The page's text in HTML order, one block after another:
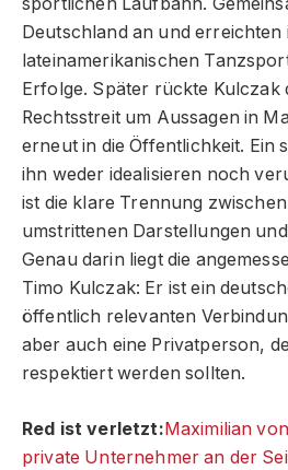
sportlichen Laufbahn.
Deutschland an und erreichten
lateinamerikanischen
Erfolge. Später rückte Kulczak
Rechtsstreit um Aussagen in
erneut in die Öffentlichkeit. Ein
ihn weder idealisieren noch
ist die klare Trennung
umstrittenen Darstellungen
Genau darin liegt die
Timo Kulczak: Er ist ein
öffentlich relevanten
aber auch eine Privatperson,
respektiert werden sollten.
Red ist verletzt:Maximilian
private Unternehmer an der